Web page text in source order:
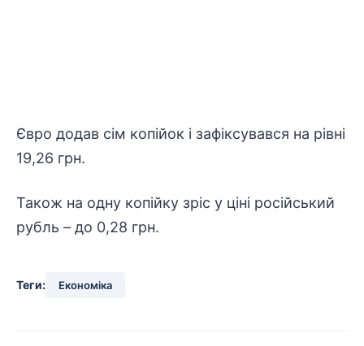
Євро додав сім копійок і зафіксувався на рівні
19,26 грн.
Також на одну копійку зріс у ціні російський
рубль – до 0,28 грн.
Теги: Економіка